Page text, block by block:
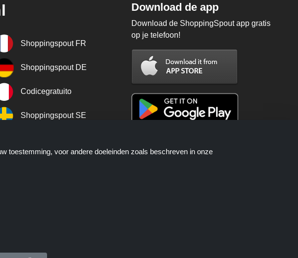
Shoppingspout FR
Shoppingspout DE
Codicegratuito
Shoppingspout SE
Download de app
Download de ShoppingSpout app gratis
op je telefoon!
deals of aanbiedingen worden beschikbaar gesteld door
voorbehouden.
toestemming, voor andere doeleinden zoals beschreven in onze